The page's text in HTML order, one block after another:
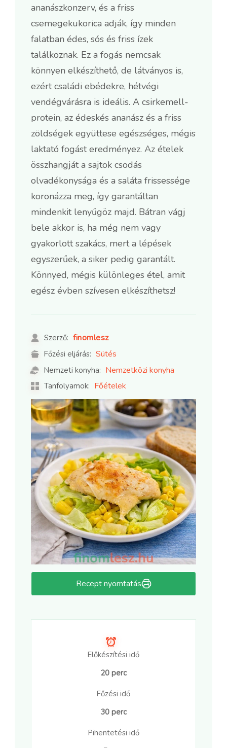
ananászkonzerv, és a friss
csemegekukorica adják, így minden
falatban édes, sós és friss ízek
találkoznak. Ez a fogás nemcsak
könnyen elkészíthető, de látványos is,
ezért családi ebédekre, hétvégi
vendégvárásra is ideális. A csirkemell-
protein, az édeskés ananász és a friss
zöldségek együttese egészséges, mégis
laktató fogást eredményez. Az ételek
összhangját a sajtok csodás
olvadékonysága és a saláta frissessége
koronázza meg, így garantáltan
mindenkit lenyűgöz majd. Bátran vágj
bele akkor is, ha még nem vagy
gyakorlott szakács, mert a lépések
egyszerűek, a siker pedig garantált.
Könnyed, mégis különleges étel, amit
egész évben szívesen elkészíthetsz!
Szerző: finomlesz
Főzési eljárás: Sütés
Nemzeti konyha: Nemzetközi konyha
Tanfolyamok: Főételek
Recept nyomtatás
Előkészítési idő
20 perc
Főzési idő
30 perc
Pihentetési idő